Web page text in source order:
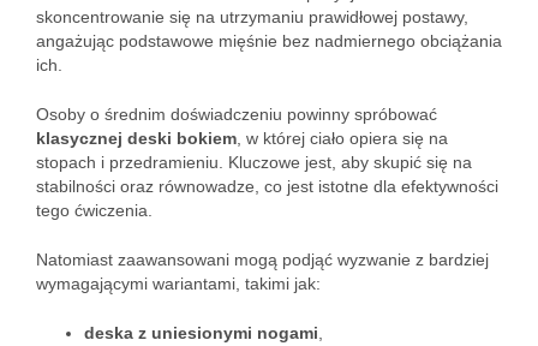
skoncentrowanie się na utrzymaniu prawidłowej postawy,
angażując podstawowe mięśnie bez nadmiernego obciążania
ich.
Osoby o średnim doświadczeniu powinny spróbować
klasycznej deski bokiem , w której ciało opiera się na
stopach i przedramieniu. Kluczowe jest, aby skupić się na
stabilności oraz równowadze, co jest istotne dla efektywności
tego ćwiczenia.
Natomiast zaawansowani mogą podjąć wyzwanie z bardziej
wymagającymi wariantami, takimi jak:
deska z uniesionymi nogami